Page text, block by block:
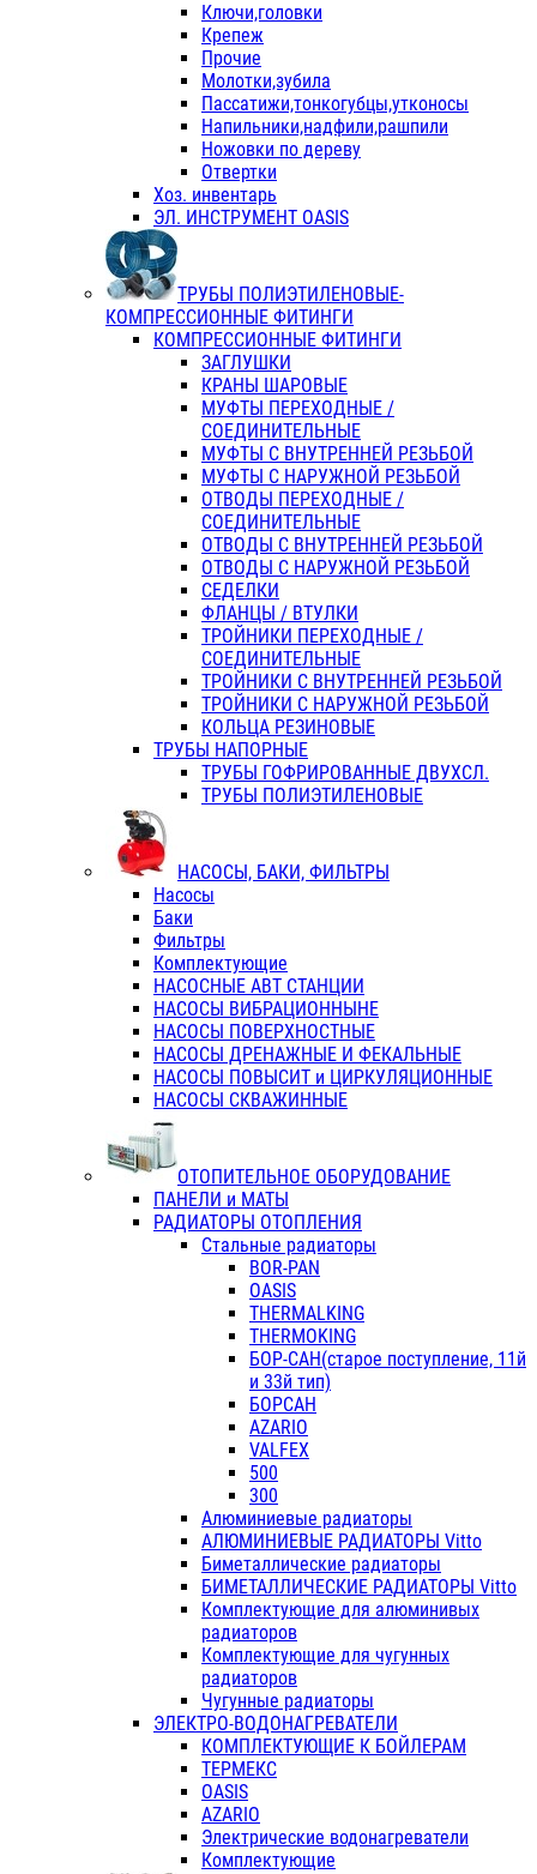
Ключи,головки
Крепеж
Прочие
Молотки,зубила
Пассатижи,тонкогубцы,утконосы
Напильники,надфили,рашпили
Ножовки по дереву
Отвертки
Хоз. инвентарь
ЭЛ. ИНСТРУМЕНТ OASIS
ТРУБЫ ПОЛИЭТИЛЕНОВЫЕ-
КОМПРЕССИОННЫЕ ФИТИНГИ
КОМПРЕССИОННЫЕ ФИТИНГИ
ЗАГЛУШКИ
КРАНЫ ШАРОВЫЕ
МУФТЫ ПЕРЕХОДНЫЕ /
СОЕДИНИТЕЛЬНЫЕ
МУФТЫ С ВНУТРЕННЕЙ РЕЗЬБОЙ
МУФТЫ С НАРУЖНОЙ РЕЗЬБОЙ
ОТВОДЫ ПЕРЕХОДНЫЕ /
СОЕДИНИТЕЛЬНЫЕ
ОТВОДЫ С ВНУТРЕННЕЙ РЕЗЬБОЙ
ОТВОДЫ С НАРУЖНОЙ РЕЗЬБОЙ
СЕДЕЛКИ
ФЛАНЦЫ / ВТУЛКИ
ТРОЙНИКИ ПЕРЕХОДНЫЕ /
СОЕДИНИТЕЛЬНЫЕ
ТРОЙНИКИ С ВНУТРЕННЕЙ РЕЗЬБОЙ
ТРОЙНИКИ С НАРУЖНОЙ РЕЗЬБОЙ
КОЛЬЦА РЕЗИНОВЫЕ
ТРУБЫ НАПОРНЫЕ
ТРУБЫ ГОФРИРОВАННЫЕ ДВУХСЛ.
ТРУБЫ ПОЛИЭТИЛЕНОВЫЕ
НАСОСЫ, БАКИ, ФИЛЬТРЫ
Насосы
Баки
Фильтры
Комплектующие
НАСОСНЫЕ АВТ СТАНЦИИ
НАСОСЫ ВИБРАЦИОННЫНЕ
НАСОСЫ ПОВЕРХНОСТНЫЕ
НАСОСЫ ДРЕНАЖНЫЕ И ФЕКАЛЬНЫЕ
НАСОСЫ ПОВЫСИТ и ЦИРКУЛЯЦИОННЫЕ
НАСОСЫ СКВАЖИННЫЕ
ОТОПИТЕЛЬНОЕ ОБОРУДОВАНИЕ
ПАНЕЛИ и МАТЫ
РАДИАТОРЫ ОТОПЛЕНИЯ
Стальные радиаторы
BOR-PAN
OASIS
THERMALKING
THERMOKING
БОР-САН(старое поступление, 11й
и 33й тип)
БОРСАН
AZARIO
VALFEX
500
300
Алюминиевые радиаторы
АЛЮМИНИЕВЫЕ РАДИАТОРЫ Vitto
Биметаллические радиаторы
БИМЕТАЛЛИЧЕСКИЕ РАДИАТОРЫ Vitto
Комплектующие для алюминивых
радиаторов
Комплектующие для чугунных
радиаторов
Чугунные радиаторы
ЭЛЕКТРО-ВОДОНАГРЕВАТЕЛИ
КОМПЛЕКТУЮЩИЕ К БОЙЛЕРАМ
ТЕРМЕКС
OASIS
AZARIO
Электрические водонагреватели
Комплектующие